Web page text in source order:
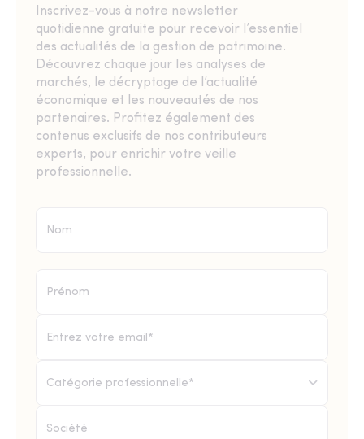
Inscrivez-vous à notre newsletter
quotidienne gratuite pour recevoir l’essentiel
des actualités de la gestion de patrimoine.
Découvrez chaque jour les analyses de
marchés, le décryptage de l’actualité
économique et les nouveautés de nos
partenaires. Profitez également des
contenus exclusifs de nos contributeurs
experts, pour enrichir votre veille
professionnelle.
Catégorie professionnelle*